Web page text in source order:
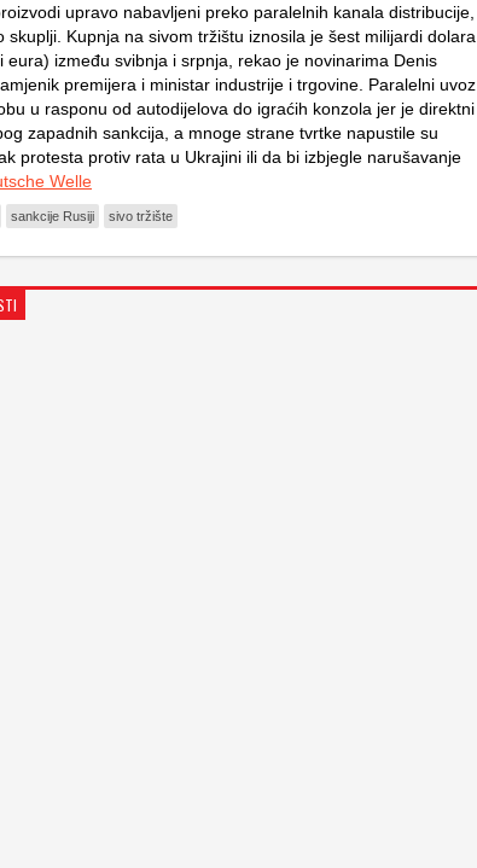
upravo nabavljeni preko paralelnih kanala distribucije,
skuplji. Kupnja na sivom tržištu iznosila je šest milijardi dolara
eura) između svibnja i srpnja, rekao je novinarima Denis
premijera i ministar industrije i trgovine. Paralelni uvoz
u rasponu od autodijelova do igraćih konzola jer je direktni
zapadnih sankcija, a mnoge strane tvrtke napustile su
protesta protiv rata u Ukrajini ili da bi izbjegle narušavanje
Welle
sankcije Rusiji sivo tržište